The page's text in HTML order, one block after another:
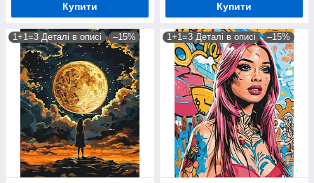
Купити Купити
1+1=3 Деталі в описі –15% 1+1=3 Деталі в описі –15%